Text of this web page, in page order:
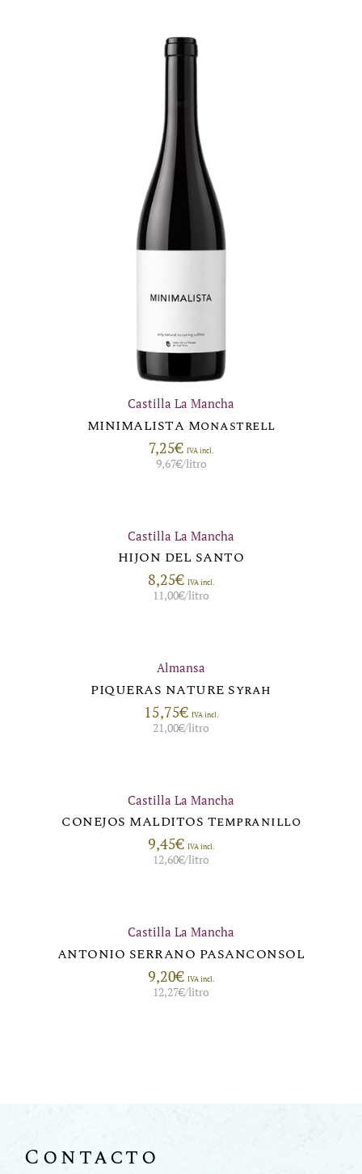
Castilla La Mancha
MINIMALISTA Monastrell
7,25€ IVA incl.
9,67€/litro
Castilla La Mancha
HIJON DEL SANTO
8,25€ IVA incl.
11,00€/litro
Almansa
PIQUERAS NATURE Syrah
15,75€ IVA incl.
21,00€/litro
Castilla La Mancha
CONEJOS MALDITOS Tempranillo
9,45€ IVA incl.
12,60€/litro
Castilla La Mancha
ANTONIO SERRANO PASANCONSOL
9,20€ IVA incl.
12,27€/litro
Contacto